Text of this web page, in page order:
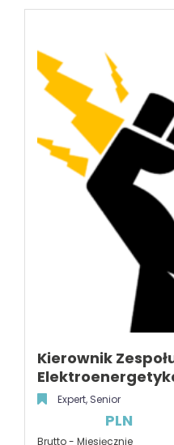
Kierownik
Expert, Senior
PLN
Brutto - Miesięcznie